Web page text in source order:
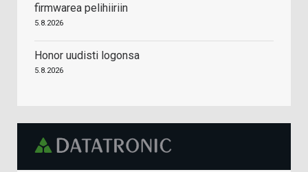
firmwarea pelihiiriin
5.8.2026
Honor uudisti logonsa
5.8.2026